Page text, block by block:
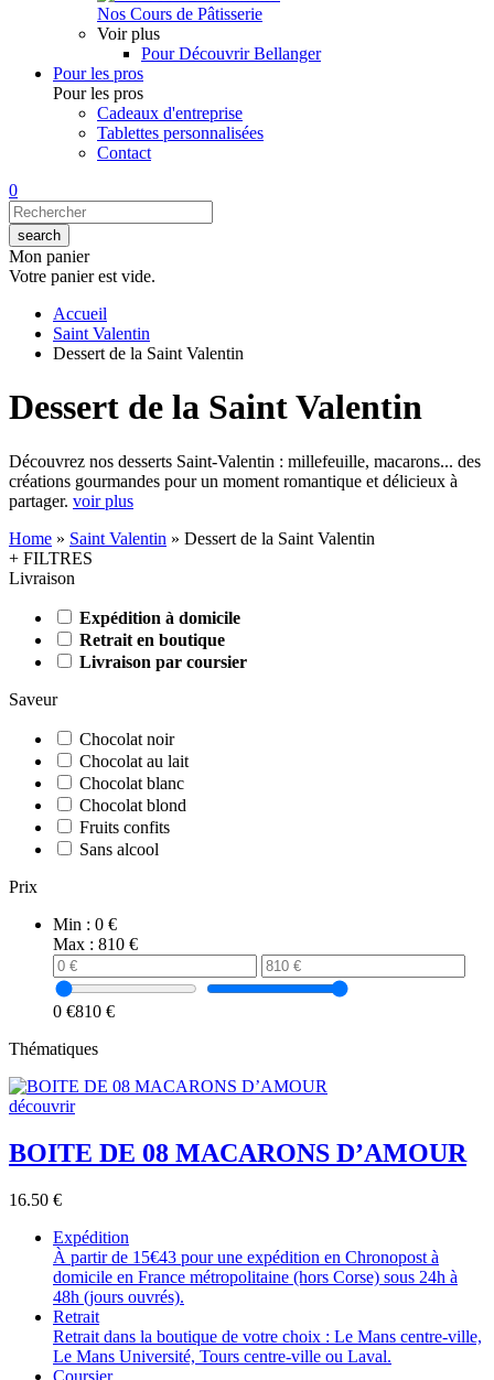
Nos Cours de Pâtisserie
Voir plus
Pour Découvrir Bellanger
Pour les pros
Pour les pros
Cadeaux d'entreprise
Tablettes personnalisées
Contact
0
Mon panier
Votre panier est vide.
Accueil
Saint Valentin
Dessert de la Saint Valentin
Dessert de la Saint Valentin
Découvrez nos desserts Saint-Valentin : millefeuille, macarons... des
créations gourmandes pour un moment romantique et délicieux à
partager. voir plus
Home » Saint Valentin » Dessert de la Saint Valentin
+ FILTRES
Livraison
Expédition à domicile
Retrait en boutique
Livraison par coursier
Saveur
Chocolat noir
Chocolat au lait
Chocolat blanc
Chocolat blond
Fruits confits
Sans alcool
Prix
Min : 0 €
Max : 810 €
0 €810 €
Thématiques
découvrir
BOITE DE 08 MACARONS D’AMOUR
16.50 €
Expédition
À partir de 15€43 pour une expédition en Chronopost à
domicile en France métropolitaine (hors Corse) sous 24h à
48h (jours ouvrés).
Retrait
Retrait dans la boutique de votre choix : Le Mans centre-ville,
Le Mans Université, Tours centre-ville ou Laval.
Coursier